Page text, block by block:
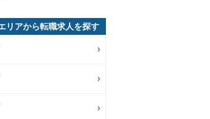
リアから転職求人を探す